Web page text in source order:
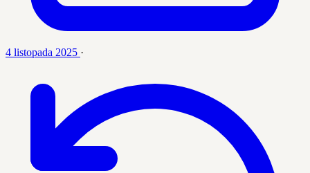
4 listopada 2025 ·